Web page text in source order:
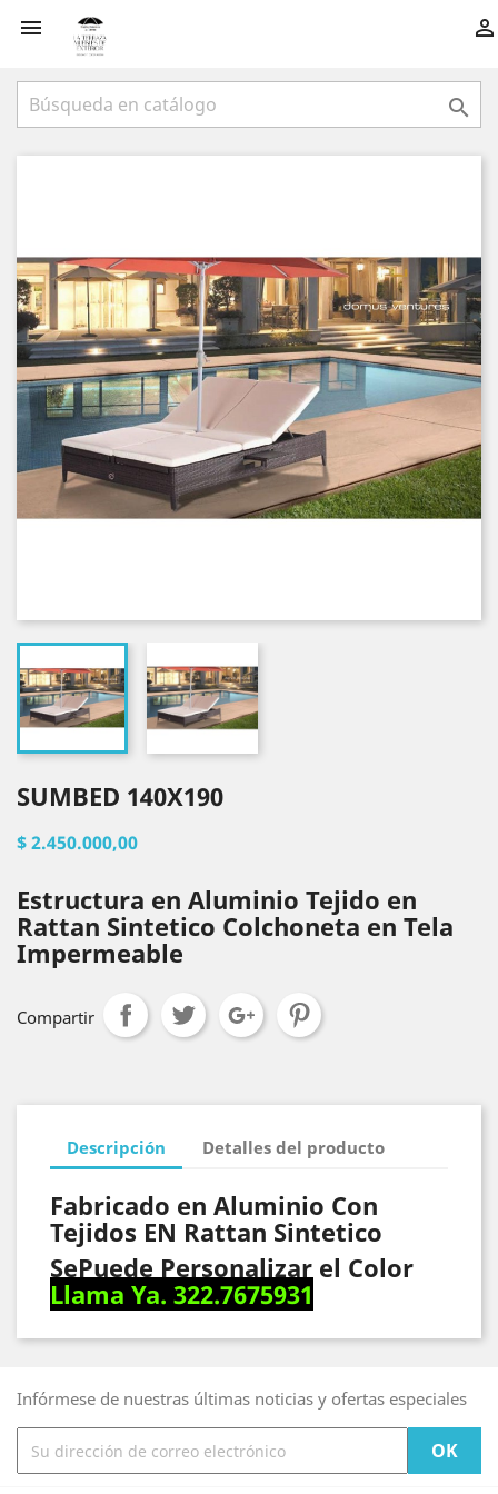
 

SUMBED 140X190
$ 2.450.000,00
Estructura en Aluminio Tejido en
Rattan Sintetico Colchoneta en Tela
Impermeable
Compartir
Descripción Detalles del producto
Fabricado en Aluminio Con
Tejidos EN Rattan Sintetico
SePuede Personalizar el Color
Llama Ya. 322.7675931
Infórmese de nuestras últimas noticias y ofertas especiales